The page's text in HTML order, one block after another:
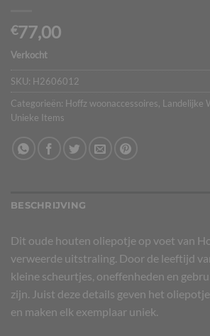
€77,00
Verkocht
SKU: H2606012
Categorieën: Hoffz woonaccessoires, Landelijke
Unieke Items
BESCHRIJVING
Dit oude houten oliepotje op voet van
verweerde uitstraling. Door de leeftijd
kleine scheurtjes, oneffenheden en
zijn. Juist deze details geven het
en maken elk exemplaar uniek.